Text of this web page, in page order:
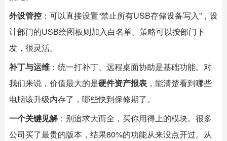
外设管控 ：可以直接设置“禁止所有USB存储设备写入”，设
计部门的USB绘图板则加入白名单。策略可以按部门下
发，很灵活。
补丁与运维 ：统一打补丁、远程桌面协助是基础功能。对
我们来说，价值最大的是硬件资产报表 ，能清楚看到哪些
电脑该升级内存了，哪些快到保修期了。
一个关键见解：别追求大而全，买你用得上的模块。很多
公司买了最贵的版本，结果80%的功能从来没点开过。从